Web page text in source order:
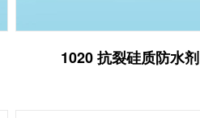
1020 抗裂硅质防水剂